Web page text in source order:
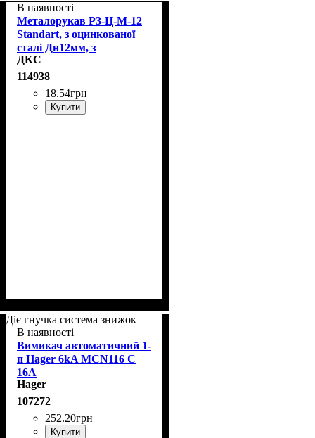
В наявності
Металорукав Р3-Ц-М-12
Standart, з оцинкованої
сталі Дн12мм, з
протяжкою, ДКС 6191-
5012
ДКС
114938
18.54грн
Купити
Діє гнучка система знижок
В наявності
Вимикач автоматичний 1-
п Hager 6kA MCN116 C
16A
Hager
107272
252.20грн
Купити